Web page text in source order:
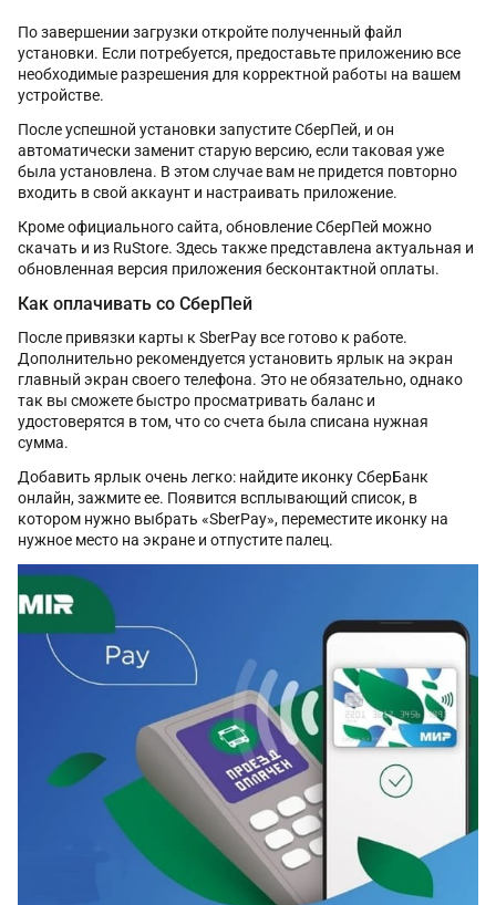
По завершении загрузки откройте полученный файл
установки. Если потребуется, предоставьте приложению все
необходимые разрешения для корректной работы на вашем
устройстве.
После успешной установки запустите СберПей, и он
автоматически заменит старую версию, если таковая уже
была установлена. В этом случае вам не придется повторно
входить в свой аккаунт и настраивать приложение.
Кроме официального сайта, обновление СберПей можно
скачать и из RuStore. Здесь также представлена актуальная и
обновленная версия приложения бесконтактной оплаты.
Как оплачивать со СберПей
После привязки карты к SberPay все готово к работе.
Дополнительно рекомендуется установить ярлык на экран
главный экран своего телефона. Это не обязательно, однако
так вы сможете быстро просматривать баланс и
удостоверятся в том, что со счета была списана нужная
сумма.
Добавить ярлык очень легко: найдите иконку СберБанк
онлайн, зажмите ее. Появится всплывающий список, в
котором нужно выбрать «SberPay», переместите иконку на
нужное место на экране и отпустите палец.